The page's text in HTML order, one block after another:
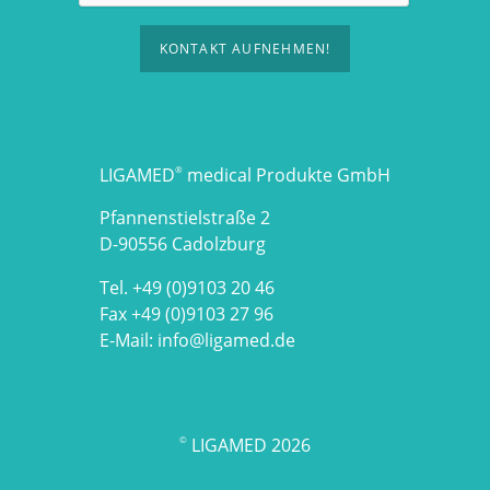
KONTAKT AUFNEHMEN!
LIGAMED®medical Produkte GmbH
Pfannenstielstraße 2
D-90556 Cadolzburg
Tel. +49 (0)9103 20 46
Fax +49 (0)9103 27 96
E-Mail: info@ligamed.de
©LIGAMED 2026